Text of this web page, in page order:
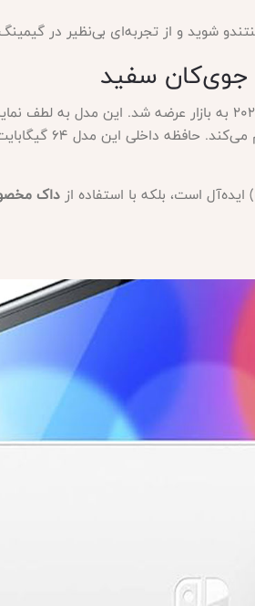
شوید و از تجربه‌ای بی‌نظیر در
رنگ‌های زنده‌تر و کنتراست
داک